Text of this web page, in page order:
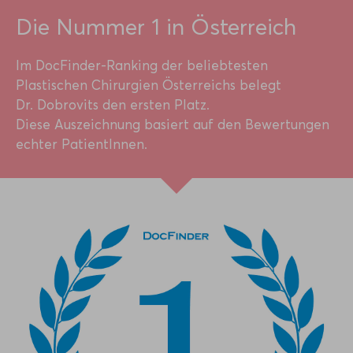
Die Nummer 1 in Österreich
Im DocFinder-Ranking der beliebtesten
Plastischen Chirurgien Österreichs belegt
Dr. Dobrovits den ersten Platz.
Diese Auszeichnung basiert auf den Bewertungen
echter PatientInnen.